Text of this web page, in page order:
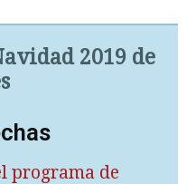
2019 de
programa de